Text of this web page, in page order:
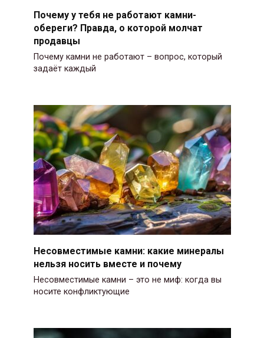
Почему у тебя не работают камни-
обереги? Правда, о которой молчат
продавцы
Почему камни не работают – вопрос, который
задаёт каждый
Несовместимые камни: какие минералы
нельзя носить вместе и почему
Несовместимые камни – это не миф: когда вы
носите конфликтующие